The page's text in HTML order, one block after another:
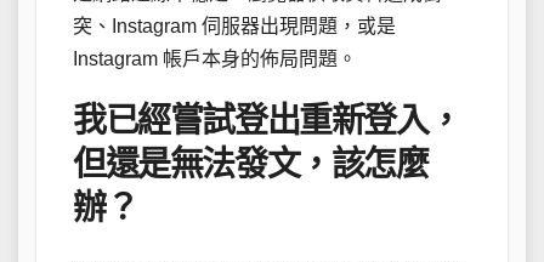
突、Instagram 伺服器出現問題，或是
Instagram 帳戶本身的佈局問題。
我已經嘗試登出重新登入，
但還是無法發文，該怎麼
辦？